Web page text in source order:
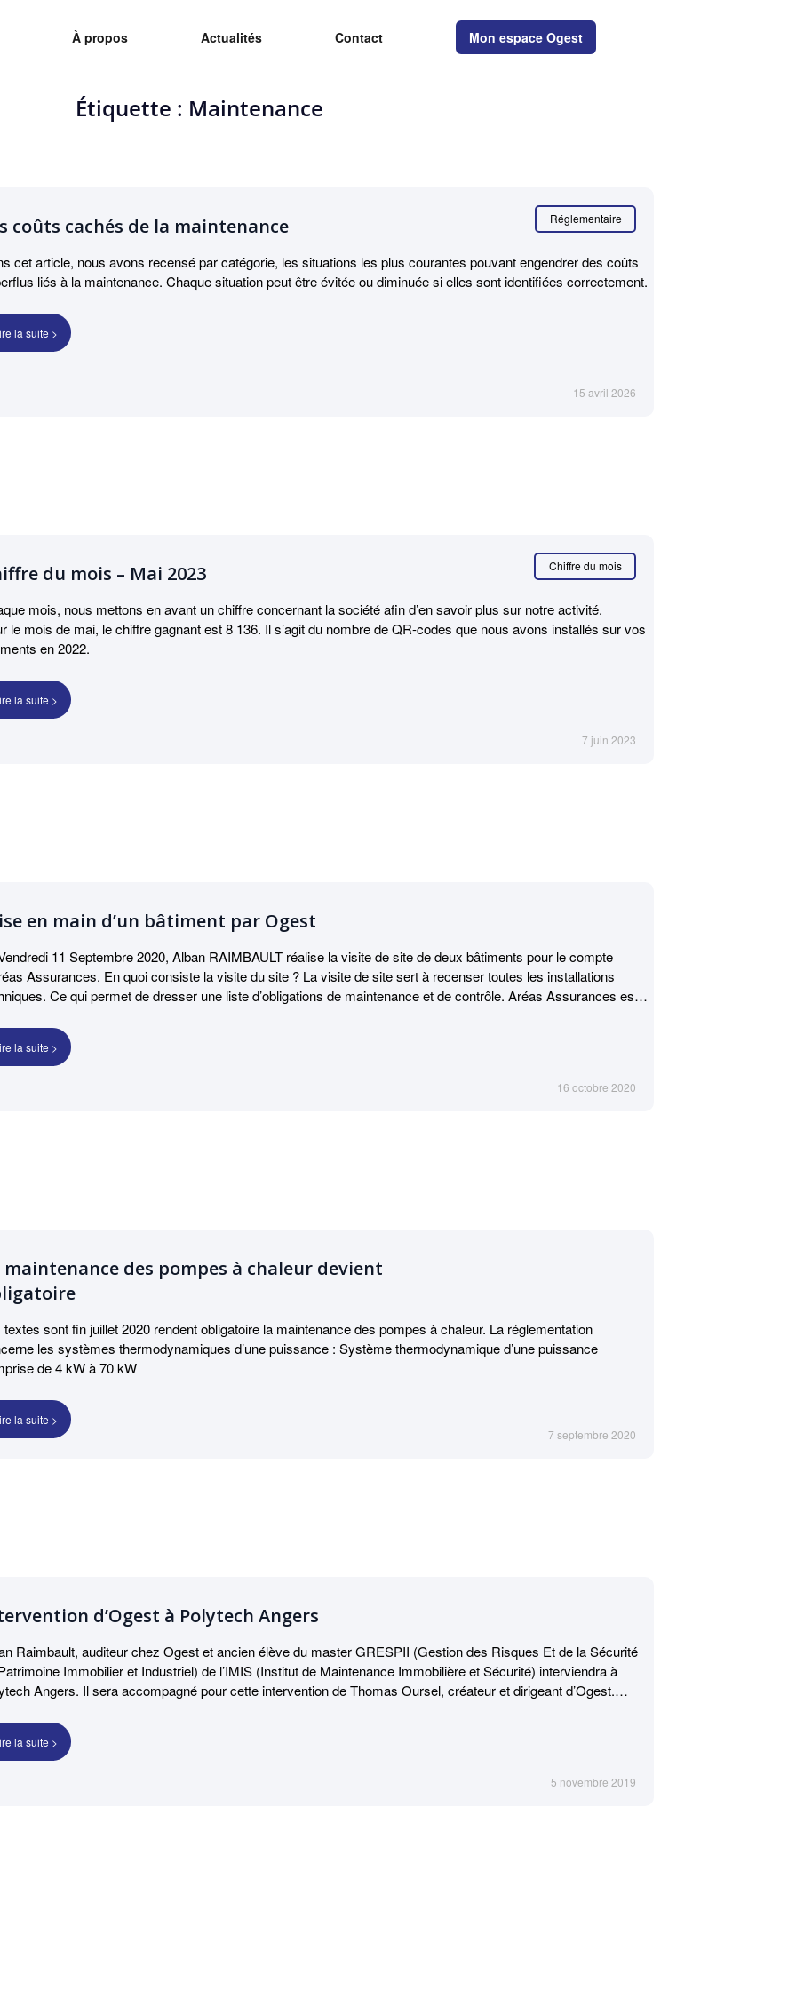
À propos Actualités Contact Mon espace Ogest
Étiquette : Maintenance
Réglementaire
coûts cachés de la maintenance
cet article, nous avons recensé par catégorie, les situations les plus courantes pouvant engendrer des coûts
liés à la maintenance. Chaque situation peut être évitée ou diminuée si elles sont identifiées correctement.
la suite >
15 avril 2026
Chiffre du mois
du mois – Mai 2023
mois, nous mettons en avant un chiffre concernant la société afin d’en savoir plus sur notre activité.
le mois de mai, le chiffre gagnant est 8 136. Il s’agit du nombre de QR-codes que nous avons installés sur vos
en 2022.
la suite >
7 juin 2023
en main d’un bâtiment par Ogest
11 Septembre 2020, Alban RAIMBAULT réalise la visite de site de deux bâtiments pour le compte
Assurances. En quoi consiste la visite du site ? La visite de site sert à recenser toutes les installations
Ce qui permet de dresser une liste d’obligations de maintenance et de contrôle. Aréas Assurances est
ERP de type P (salles de danse et salles de jeux, etc.). L’ERP est soumis à un contrôle strict car
reçoit du public en sous-sol. Ce lieu atypique
la suite >
16 octobre 2020
maintenance des pompes à chaleur devient
textes sont fin juillet 2020 rendent obligatoire la maintenance des pompes à chaleur. La réglementation
les systèmes thermodynamiques d’une puissance : Système thermodynamique d’une puissance
de 4 kW à 70 kW
la suite >
7 septembre 2020
d’Ogest à Polytech Angers
Raimbault, auditeur chez Ogest et ancien élève du master GRESPII (Gestion des Risques Et de la Sécurité
Immobilier et Industriel) de l’IMIS (Institut de Maintenance Immobilière et Sécurité) interviendra à
Angers. Il sera accompagné pour cette intervention de Thomas Oursel, créateur et dirigeant d’Ogest.
lors d’un cours donné aux étudiants en gestion immobilière de la formation « Ingénieur Bâtiment :
Maintenance et Sécurité ». Vous souhaitez qu’Ogest intervienne pour votre formation ? Contactez-
la suite >
5 novembre 2019